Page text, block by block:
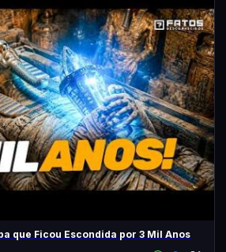
que Ficou Escondida por 3 Mil Anos